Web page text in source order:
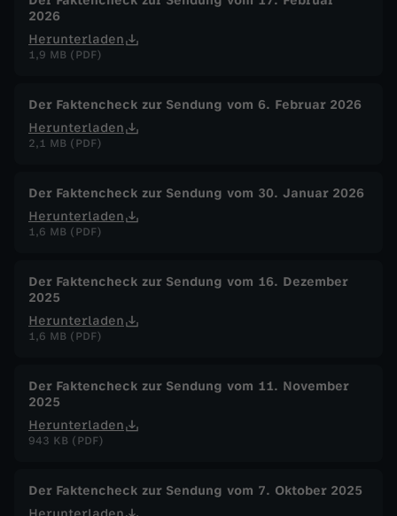
2026
Herunterladen
1,9 MB (PDF)
Der Faktencheck zur Sendung vom 6. Februar 2026
Herunterladen
2,1 MB (PDF)
Der Faktencheck zur Sendung vom 30. Januar 2026
Herunterladen
1,6 MB (PDF)
Der Faktencheck zur Sendung vom 16. Dezember
2025
Herunterladen
1,6 MB (PDF)
Der Faktencheck zur Sendung vom 11. November
2025
Herunterladen
943 KB (PDF)
Der Faktencheck zur Sendung vom 7. Oktober 2025